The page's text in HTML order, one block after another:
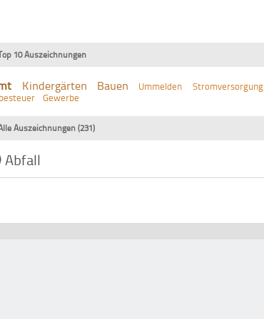
10 Auszeichnungen
Kindergärten Bauen Ummelden Stromversorgung
Gewerbe
Auszeichnungen (231)
Abfall